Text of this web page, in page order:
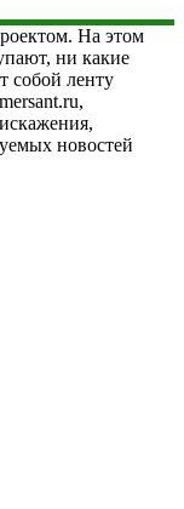
На этом
ни какие
собой ленту
новостей